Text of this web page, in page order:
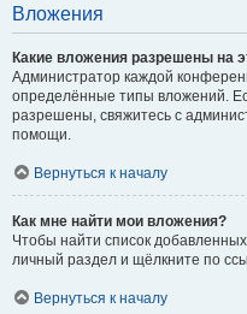
Вложения
Какие вложения разрешены на
Администратор каждой
определённые типы вложений.
разрешены, свяжитесь с
помощи.
Вернуться к началу
Как мне найти мои вложения?
Чтобы найти список
личный раздел и щёлкните по
Вернуться к началу